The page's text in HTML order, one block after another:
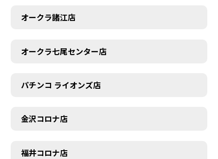
CONTACT
オークラ諸江店
オークラ七尾センター店
パチンコ ライオンズ店
金沢コロナ店
福井コロナ店